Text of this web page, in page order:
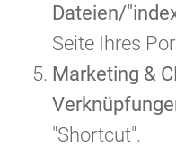
Dateien/
Seite Ihres
Marketing &
"Shortcut".